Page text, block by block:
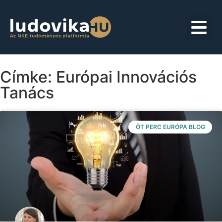
Címke: Európai Innovációs
Tanács
ÖT PERC EURÓPA BLOG